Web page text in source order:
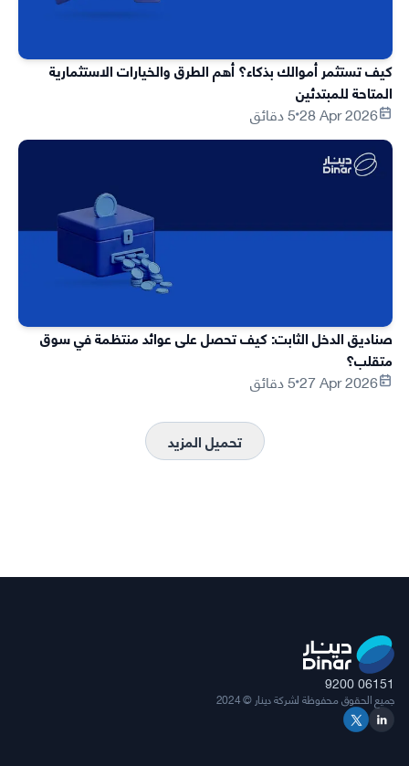
كيف تستثمر أموالك بذكاء؟ أهم الطرق والخيارات الاستثمارية
المتاحة للمبتدئين
28 Apr 20265 دقائق
صناديق الدخل الثابت: كيف تحصل على عوائد منتظمة في سوق
متقلب؟
27 Apr 20265 دقائق
تحميل المزيد
9200 06151
جميع الحقوق محفوظة لشركة دينار © 2024